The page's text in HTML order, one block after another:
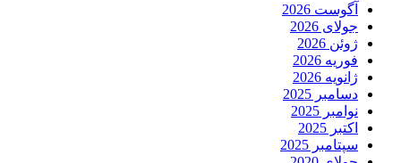
آگوست 2026
جولای 2026
ژوئن 2026
فوریه 2026
ژانویه 2026
دسامبر 2025
نوامبر 2025
اکتبر 2025
سپتامبر 2025